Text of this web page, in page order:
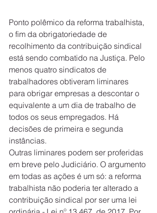
Ponto polêmico da reforma trabalhista,
o fim da obrigatoriedade de
recolhimento da contribuição sindical
está sendo combatido na Justiça. Pelo
menos quatro sindicatos de
trabalhadores obtiveram liminares
para obrigar empresas a descontar o
equivalente a um dia de trabalho de
todos os seus empregados. Há
decisões de primeira e segunda
instâncias.
Outras liminares podem ser proferidas
em breve pelo Judiciário. O argumento
em todas as ações é um só: a reforma
trabalhista não poderia ter alterado a
contribuição sindical por ser uma lei